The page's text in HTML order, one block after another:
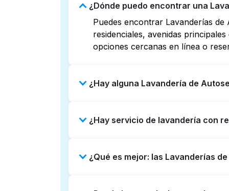
¿Dónde puedo encontrar una
Puedes encontrar Lavanderías
residenciales, avenidas
opciones cercanas en línea o
¿Hay alguna Lavandería de
listados o mapas en línea puede
¿Hay servicio de lavandería con
ser una opción que ahorre tiempo
¿Qué es mejor: las Lavanderías